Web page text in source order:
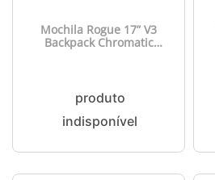
Mochila Rogue 17” V3
Backpack Chromatic